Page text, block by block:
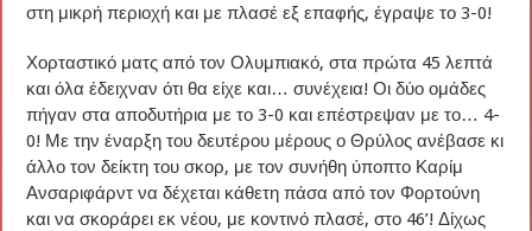
στη μικρή περιοχή και με πλασέ εξ επαφής, έγραψε το 3-0!
Χορταστικό ματς από τον Ολυμπιακό, στα πρώτα 45 λεπτά
και όλα έδειχναν ότι θα είχε και… συνέχεια! Οι δύο ομάδες
πήγαν στα αποδυτήρια με το 3-0 και επέστρεψαν με το… 4-
0! Με την έναρξη του δευτέρου μέρους ο Θρύλος ανέβασε κι
άλλο τον δείκτη του σκορ, με τον συνήθη ύποπτο Καρίμ
Ανσαριφάρντ να δέχεται κάθετη πάσα από τον Φορτούνη
και να σκοράρει εκ νέου, με κοντινό πλασέ, στο 46’! Δίχως